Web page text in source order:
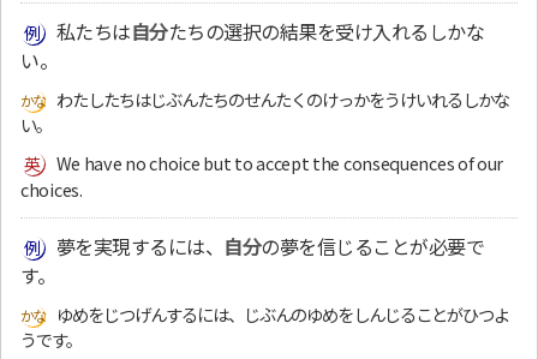
私たちは自分たちの選択の結果を受け入れるしかな
い。
わたしたちはじぶんたちのせんたくのけっかをうけいれるしかな
い。
We have no choice but to accept the consequences of our
choices.
夢を実現するには、 自分の夢を信じることが必要で
す。
ゆめをじつげんするには、じぶんのゆめをしんじることがひつよ
うです。